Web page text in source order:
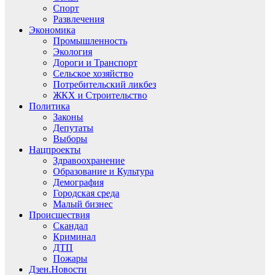
Спорт
Развлечения
Экономика
Промышленность
Экология
Дороги и Транспорт
Сельское хозяйство
Потребительский ликбез
ЖКХ и Строительство
Политика
Законы
Депутаты
Выборы
Нацпроекты
Здравоохранение
Образование и Культура
Демография
Городская среда
Малый бизнес
Происшествия
Скандал
Криминал
ДТП
Пожары
Дзен.Новости